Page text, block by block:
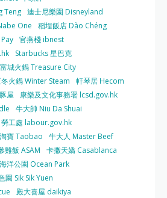
Teng 迪士尼樂園 Disneyland
One
稻埕飯店 Dào Chéng
官燕棧 ibnest
Starbucks 星巴克
富城火鍋 Treasure City
火鍋 Winter Steam
軒琴居 Hecom
屋
康樂及文化事務署 lcsd.gov.hk
牛大帥 Niu Da Shuai
勞工處 labour.gov.hk
淘寶 Taobao
牛大人 Master Beef
雞飯 ASAM
卡撒天嬌 Casablanca
洋公園 Ocean Park
園 Sik Sik Yuen
殿大喜屋 daikiya